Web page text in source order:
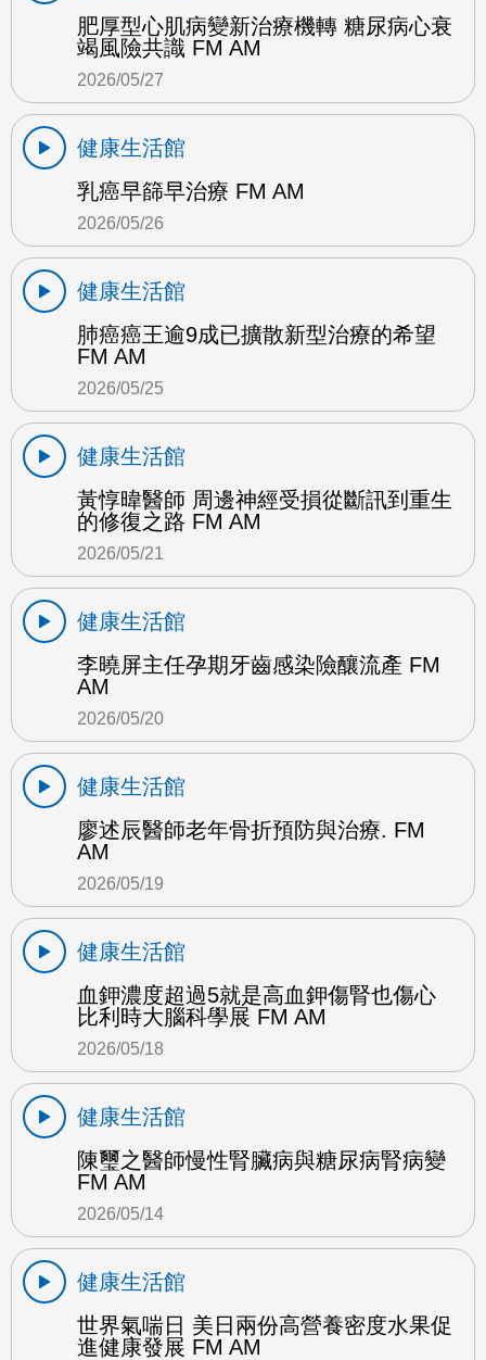
肥厚型心肌病變新治療機轉 糖尿病心衰
竭風險共識 FM AM
2026/05/27
健康生活館
乳癌早篩早治療 FM AM
2026/05/26
健康生活館
肺癌癌王逾9成已擴散新型治療的希望
FM AM
2026/05/25
健康生活館
黃惇暐醫師 周邊神經受損從斷訊到重生
的修復之路 FM AM
2026/05/21
健康生活館
李曉屏主任孕期牙齒感染險釀流產 FM
AM
2026/05/20
健康生活館
廖述辰醫師老年骨折預防與治療. FM
AM
2026/05/19
健康生活館
血鉀濃度超過5就是高血鉀傷腎也傷心
比利時大腦科學展 FM AM
2026/05/18
健康生活館
陳璽之醫師慢性腎臟病與糖尿病腎病變
FM AM
2026/05/14
健康生活館
世界氣喘日 美日兩份高營養密度水果促
進健康發展 FM AM